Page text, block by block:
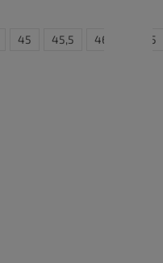
45 45,5 46
37,5 38 38,5 39,5